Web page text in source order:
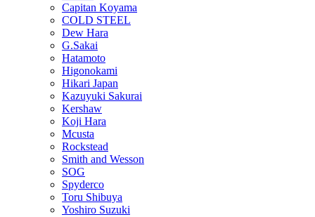
Capitan Koyama
COLD STEEL
Dew Hara
G.Sakai
Hatamoto
Higonokami
Hikari Japan
Kazuyuki Sakurai
Kershaw
Koji Hara
Mcusta
Rockstead
Smith and Wesson
SOG
Spyderco
Toru Shibuya
Yoshiro Suzuki